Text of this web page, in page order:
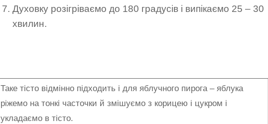
Духовку розігріваємо до 180 градусів і випікаємо 25 – 30
хвилин.
Таке тісто відмінно підходить і для яблучного пирога – яблука
ріжемо на тонкі часточки й змішуємо з корицею і цукром і
укладаємо в тісто.